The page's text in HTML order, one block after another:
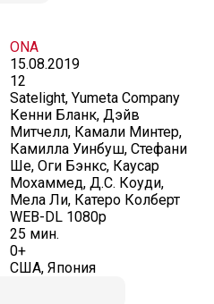
ONA
15.08.2019
12
Satelight, Yumeta Company
Кенни Бланк, Дэйв
Митчелл, Камали Минтер,
Камилла Уинбуш, Стефани
Ше, Оги Бэнкс, Каусар
Мохаммед, Д.С. Коуди,
Мела Ли, Катеро Колберт
WEB-DL 1080p
25 мин.
0+
США, Япония